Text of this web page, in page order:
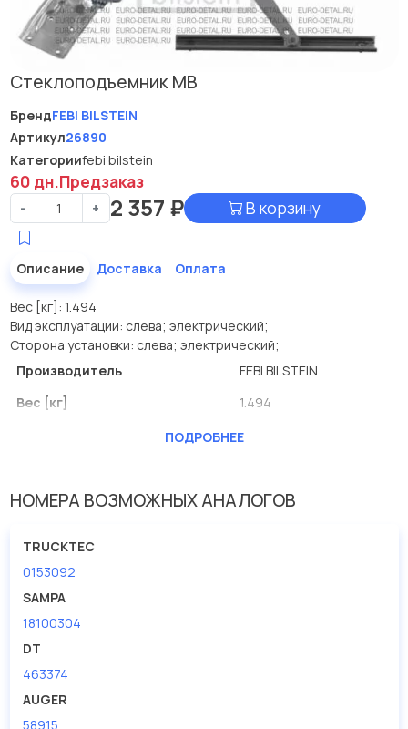
Стеклоподъемник МВ
БрендFEBI BILSTEIN
Артикул26890
Категорииfebi bilstein
60 дн.Предзаказ
- + 2 357 ₽ В корзину
Описание Доставка Оплата
Вес [кг]: 1.494
Вид эксплуатации: слева; электрический;
Сторона установки: слева; электрический;
Производитель
FEBI BILSTEIN
Вес [кг]
1.494
электрический
ПОДРОБНЕЕ
НОМЕРА ВОЗМОЖНЫХ АНАЛОГОВ
TRUCKTEC
0153092
SAMPA
18100304
DT
463374
AUGER
58915